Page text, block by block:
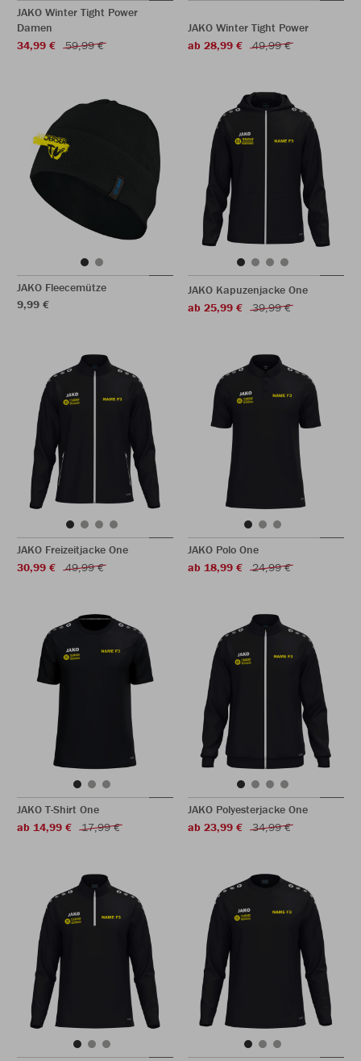
JAKO Winter Tight Power
Damen
34,99 €
59,99 €
JAKO Winter Tight Power
ab 28,99 €
49,99 €
JAKO Fleecemütze
9,99 €
JAKO Kapuzenjacke One
ab 25,99 €
39,99 €
JAKO Freizeitjacke One
30,99 €
49,99 €
JAKO Polo One
ab 18,99 €
24,99 €
JAKO T-Shirt One
ab 14,99 €
17,99 €
JAKO Polyesterjacke One
ab 23,99 €
34,99 €